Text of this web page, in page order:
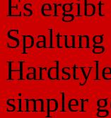
Es
simpler